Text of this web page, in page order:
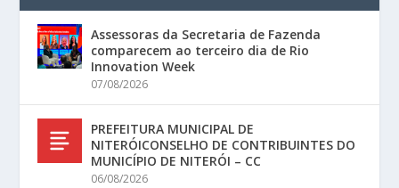
Assessoras da Secretaria de Fazenda
comparecem ao terceiro dia de Rio
Innovation Week
07/08/2026
PREFEITURA MUNICIPAL DE
NITERÓICONSELHO DE CONTRIBUINTES DO
MUNICÍPIO DE NITERÓI – CC
06/08/2026